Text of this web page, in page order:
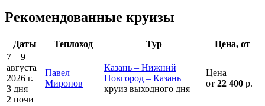
Рекомендованные круизы
Даты Теплоход Тур
Цена, от
7 – 9
августа
2026 г.
3 дня
2 ночи
Павел
Миронов
Казань – Нижний
Новгород – Казань
круиз выходного дня
Цена
от 22 400 р.